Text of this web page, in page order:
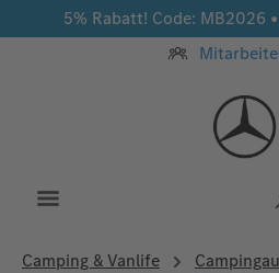
Zum Hauptinhalt springen
5% Rabatt! Code: MB2026
Camping & Vanlife